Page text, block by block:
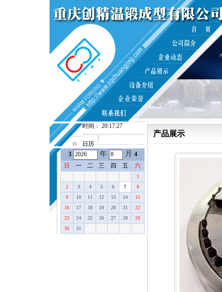
时间： 20:17:27
日历
3
年 月 4
日
一 二 三 四 五 六
1
2 3 4 5 6 7 8
9 10 11 12 13 14 15
16 17 18 19 20 21 22
23 24 25 26 27 28 29
30 31
产品展示